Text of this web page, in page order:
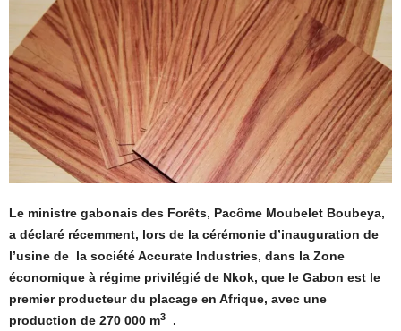
Le ministre gabonais des Forêts, Pacôme Moubelet Boubeya,
a déclaré récemment, lors de la cérémonie d’inauguration de
l’usine de la société Accurate Industries, dans la Zone
économique à régime privilégié de Nkok, que le Gabon est le
premier producteur du placage en Afrique, avec une
production de 270 000 m3 .